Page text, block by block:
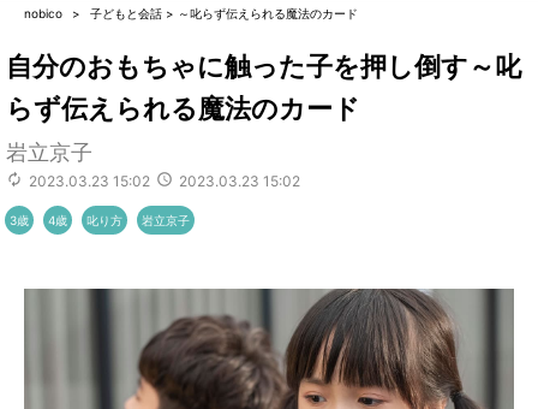
nobico 子どもと会話 > ～叱らず伝えられる魔法のカード
自分のおもちゃに触った子を押し倒す～叱
らず伝えられる魔法のカード
岩立京子
2023.03.23 15:02 2023.03.23 15:02
3歳 4歳 叱り方 岩立京子